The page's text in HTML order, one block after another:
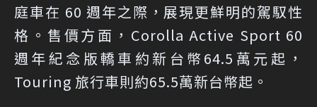
庭車在 60 週年之際，展現更鮮明的駕馭性
格。售價方面，Corolla Active Sport 60
週年紀念版轎車約新台幣64.5萬元起，
Touring 旅行車則約65.5萬新台幣起。